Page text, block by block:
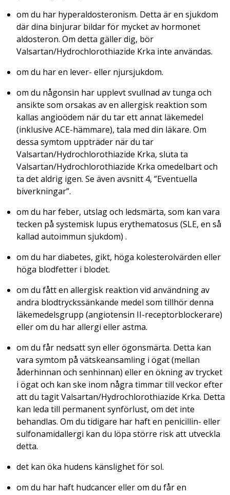
om du har hyperaldosteronism. Detta är en sjukdom
där dina binjurar bildar för mycket av hormonet
aldosteron. Om detta gäller dig, bör
Valsartan/Hydrochlorothiazide Krka inte användas.
om du har en lever- eller njursjukdom.
om du någonsin har upplevt svullnad av tunga och
ansikte som orsakas av en allergisk reaktion som
kallas angioödem när du tar ett annat läkemedel
(inklusive ACE-hämmare), tala med din läkare. Om
dessa symtom uppträder när du tar
Valsartan/Hydrochlorothiazide Krka, sluta ta
Valsartan/Hydrochlorothiazide Krka omedelbart och
ta det aldrig igen. Se även avsnitt 4, ”Eventuella
biverkningar”.
om du har feber, utslag och ledsmärta, som kan vara
tecken på systemisk lupus erythematosus (SLE, en så
kallad autoimmun sjukdom) .
om du har diabetes, gikt, höga kolesterolvärden eller
höga blodfetter i blodet.
om du fått en allergisk reaktion vid användning av
andra blodtryckssänkande medel som tillhör denna
läkemedelsgrupp (angiotensin II-receptorblockerare)
eller om du har allergi eller astma.
om du får nedsatt syn eller ögonsmärta. Detta kan
vara symtom på vätskeansamling i ögat (mellan
åderhinnan och senhinnan) eller en ökning av trycket
i ögat och kan ske inom några timmar till veckor efter
att du tagit Valsartan/Hydrochlorothiazide Krka. Detta
kan leda till permanent synförlust, om det inte
behandlas. Om du tidigare har haft en penicillin- eller
sulfonamidallergi kan du löpa större risk att utveckla
detta.
det kan öka hudens känslighet för sol.
om du har haft hudcancer eller om du får en